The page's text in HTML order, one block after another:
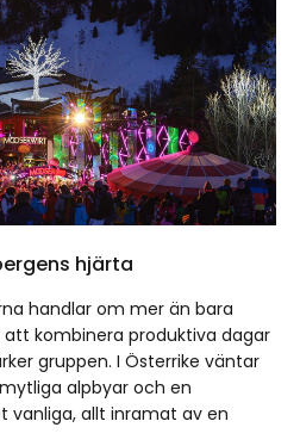
hjärta
handlar om mer än bara
kombinera produktiva dagar
gruppen. I Österrike väntar
alpbyar och en
vanliga, allt inramat av en